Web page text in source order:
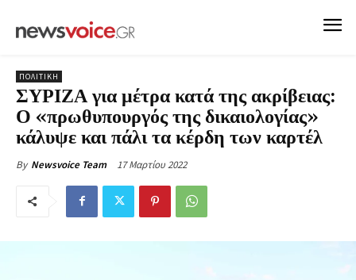
ΠΟΛΙΤΙΚΗ
ΣΥΡΙΖΑ για μέτρα κατά της ακρίβειας:
Ο «πρωθυπουργός της δικαιολογίας»
κάλυψε και πάλι τα κέρδη των καρτέλ
By Newsvoice Team 17 Μαρτίου 2022